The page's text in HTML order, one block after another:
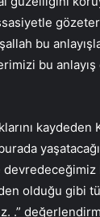
bu
bu
kaydeden
olduğu gibi
.”